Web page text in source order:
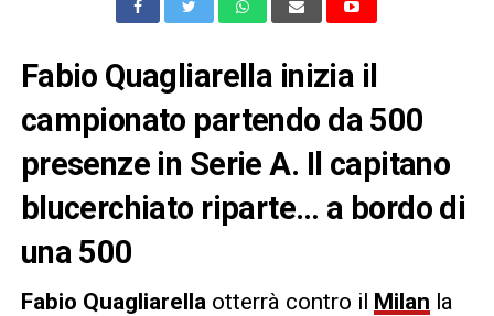
Fabio Quagliarella inizia il
campionato partendo da 500
presenze in Serie A. Il capitano
blucerchiato riparte… a bordo di
una 500
Fabio Quagliarellaotterrà contro il Milan la